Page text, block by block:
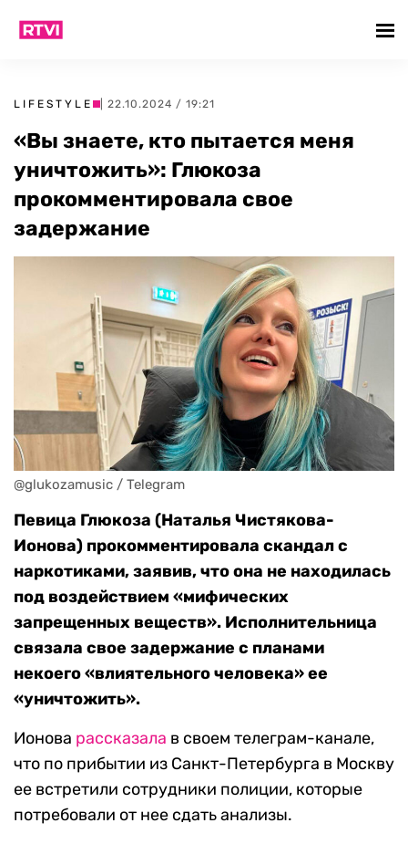
LIFESTYLE | 22.10.2024 / 19:21
«Вы знаете, кто пытается меня
уничтожить»: Глюкоза
прокомментировала свое
задержание
@glukozamusic / Telegram
Певица Глюкоза (Наталья Чистякова-
Ионова) прокомментировала скандал с
наркотиками, заявив, что она не находилась
под воздействием «мифических
запрещенных веществ». Исполнительница
связала свое задержание с планами
некоего «влиятельного человека» ее
«уничтожить».
Ионова рассказала в своем телеграм-канале,
что по прибытии из Санкт-Петербурга в Москву
ее встретили сотрудники полиции, которые
потребовали от нее сдать анализы.